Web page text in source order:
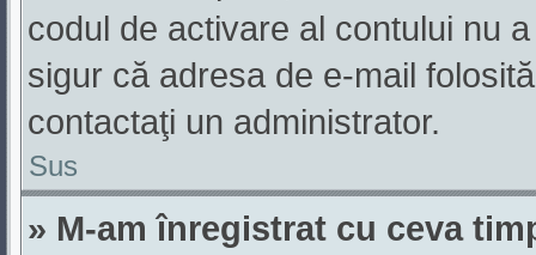
codul de activare al contului nu
sigur că adresa de e-mail
contactaţi un administrator.
Sus
» M-am înregistrat cu ceva